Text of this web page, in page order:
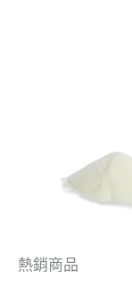
熱銷商品